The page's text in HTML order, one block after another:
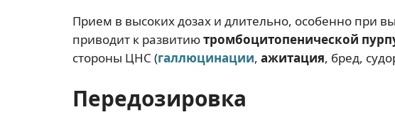
Прием в высоких дозах и длительно, особенно при
приводит к развитиютромбоцитопенической
стороны ЦНС (галлюцинации, ажитация, бред,
Передозировка